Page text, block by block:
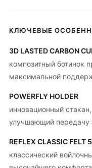
КЛЮЧЕВЫЕ
3D LASTED CARBON
композитный ботинок
максимальной
POWERFLY HOLDER
инновационный
улучшающий передачу
REFLEX CLASSIC FELT
классический